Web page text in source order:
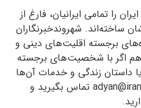
را تمامی ایرانیان، فارغ از
شهروندخبرنگاران
برجسته اقلیت‌های دینی و
اگر با شخصیت‌های برجسته
داستان زندگی و خدمات آن‌ها
را می‌دانید، با ایمیل adyan@iranwire.com تماس بگیرید و